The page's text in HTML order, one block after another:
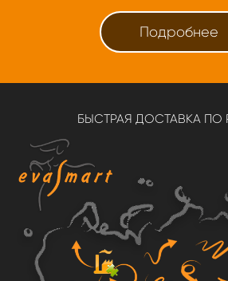
Подробнее
БЫСТРАЯ ДОСТАВКА